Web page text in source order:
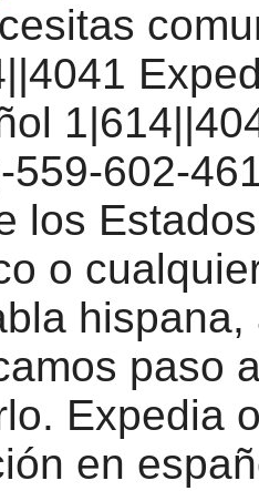
559-602-
los
o
hispana,
paso
Expedia
en